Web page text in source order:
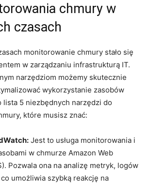
chmury ​w
czasach
monitorowanie chmury⁣ stało się
w zarządzaniu infrastrukturą IT.
narzędziom możemy skutecznie⁣
wykorzystanie zasobów
lista 5 ⁣niezbędnych narzędzi do
które⁢ musisz ‌znać:
Jest to usługa monitorowania i
w chmurze Amazon Web
⁣Pozwala ona⁢ na​ analizę metryk, logów
umożliwia szybką ⁣reakcję na